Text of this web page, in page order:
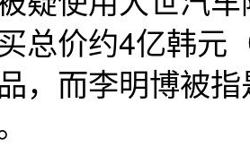
总价约4亿韩元
，而李明博被